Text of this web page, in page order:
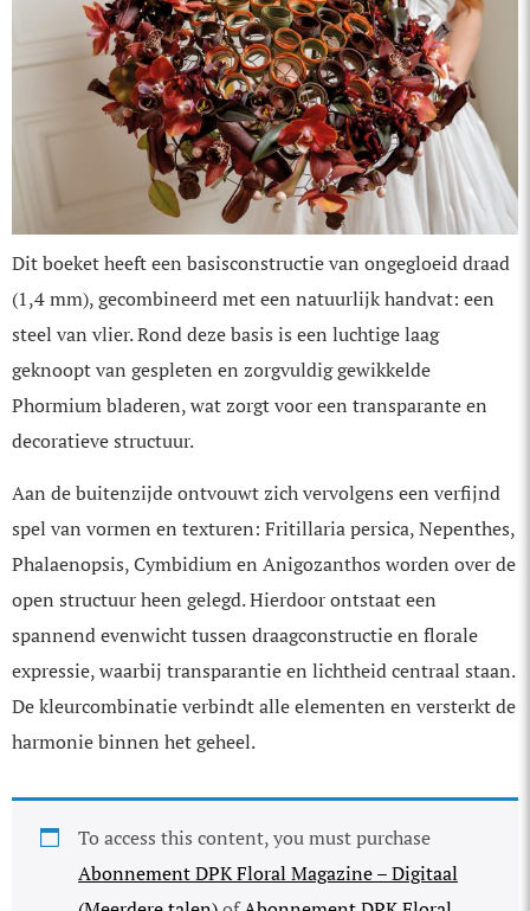
Dit boeket heeft een basisconstructie van ongegloeid draad
(1,4 mm), gecombineerd met een natuurlijk handvat: een
steel van vlier. Rond deze basis is een luchtige laag
geknoopt van gespleten en zorgvuldig gewikkelde
Phormium bladeren, wat zorgt voor een transparante en
decoratieve structuur.
Aan de buitenzijde ontvouwt zich vervolgens een verfijnd
spel van vormen en texturen: Fritillaria persica, Nepenthes,
Phalaenopsis, Cymbidium en Anigozanthos worden over de
open structuur heen gelegd. Hierdoor ontstaat een
spannend evenwicht tussen draag­constructie en florale
expressie, waarbij transparantie en lichtheid centraal staan.
De kleurcombinatie verbindt alle elementen en versterkt de
harmonie binnen het geheel.
To access this content, you must purchase
Abonnement DPK Floral Magazine – Digitaal